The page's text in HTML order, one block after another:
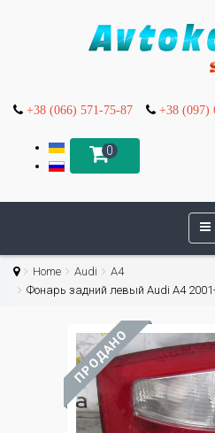
+38 (066) 571-75-87 +38 (097)
0
Home Audi
A4
Фонарь задний левый Audi A4
ПРОДАНО